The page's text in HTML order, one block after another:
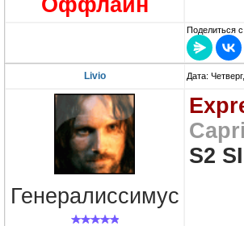
Поделиться
Livio Дата:
Генералиссимус
S2